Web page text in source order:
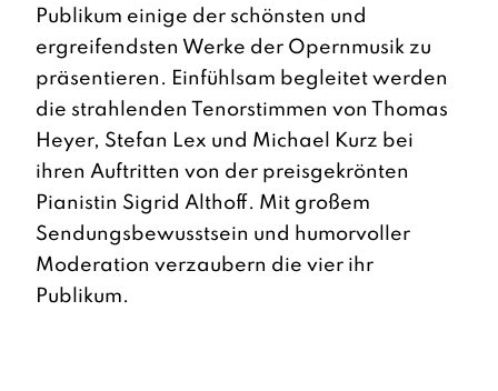
Publikum einige der schönsten und
ergreifendsten Werke der Opernmusik zu
präsentieren. Einfühlsam begleitet werden
die strahlenden Tenorstimmen von Thomas
Heyer, Stefan Lex und Michael Kurz bei
ihren Auftritten von der preisgekrönten
Pianistin Sigrid Althoff. Mit großem
Sendungsbewusstsein und humorvoller
Moderation verzaubern die vier ihr
Publikum.